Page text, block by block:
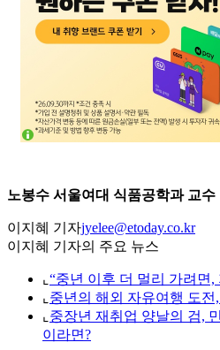
노봉수 서울여대 식품공학과 교수
이지혜 기자jyelee@etoday.co.kr
이지혜 기자의 주요 뉴스
⌞ “중년 이후 더 멀리 가려면
⌞ 중년의 해외 자유여행 도
⌞ 중장년 재취업 양날의 검,
이라면?